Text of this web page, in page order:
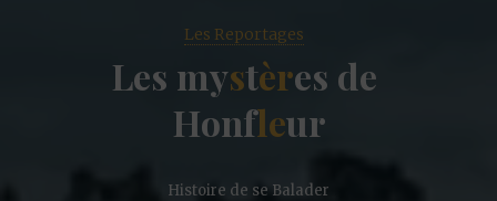
Les Reportages
Les mystères de
Honfleur
Histoire de se Balader